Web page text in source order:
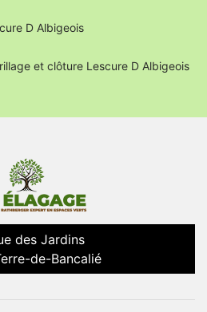
D Albigeois
et clôture Lescure D Albigeois
des Jardins
de-Bancalié